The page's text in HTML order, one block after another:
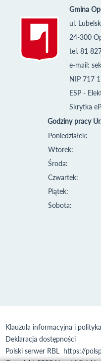
Gmina
ul.
24-300
tel. 81
e-mail:
NIP 717
ESP -
Skrytka
Godziny pracy
Poniedziałek:
Wtorek:
Środa:
Czwartek:
Piątek:
Sobota:
Klauzula informacyjna i
Deklaracja dostępności
Polski serwer RBL https://